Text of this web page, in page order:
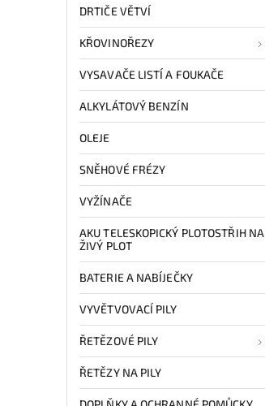
DRTIČE VĚTVÍ
KŘOVINOŘEZY
VYSAVAČE LISTÍ A FOUKAČE
ALKYLÁTOVÝ BENZÍN
OLEJE
SNĚHOVÉ FRÉZY
VYŽÍNAČE
AKU TELESKOPICKÝ PLOTOSTŘIH NA
ŽIVÝ PLOT
BATERIE A NABÍJEČKY
VYVĚTVOVACÍ PILY
ŘETĚZOVÉ PILY
ŘETĚZY NA PILY